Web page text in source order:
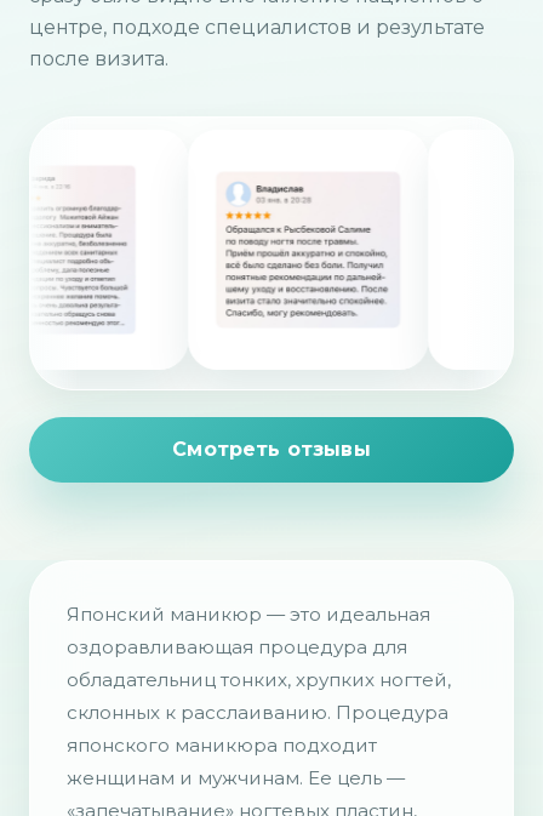
центре, подходе специалистов и результате
после визита.
Смотреть отзывы
Японский маникюр — это идеальная
оздоравливающая процедура для
обладательниц тонких, хрупких ногтей,
склонных к расслаиванию. Процедура
японского маникюра подходит
женщинам и мужчинам. Ее цель —
«запечатывание» ногтевых пластин,